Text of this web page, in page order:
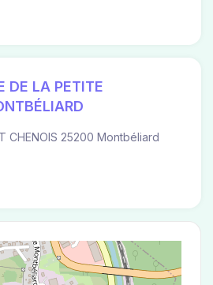
DE LA PETITE
CHENOIS 25200 Montbéliard